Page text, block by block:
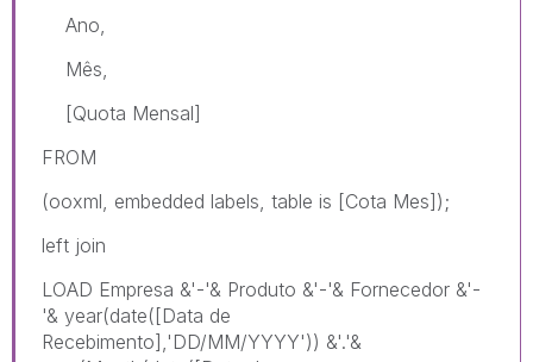
Ano,
Mês,
[Quota Mensal]
FROM
(ooxml, embedded labels, table is [Cota Mes]);
left join
LOAD Empresa &'-'& Produto &'-'& Fornecedor &'-
'& year(date([Data de
Recebimento],'DD/MM/YYYY')) &'.'&